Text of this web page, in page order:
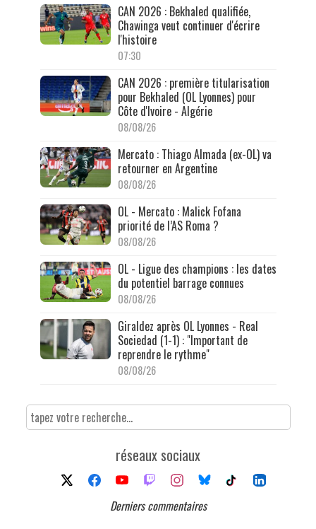
CAN 2026 : Bekhaled qualifiée,
Chawinga veut continuer d'écrire
l'histoire
07:30
CAN 2026 : première titularisation
pour Bekhaled (OL Lyonnes) pour
Côte d'Ivoire - Algérie
08/08/26
Mercato : Thiago Almada (ex-OL) va
retourner en Argentine
08/08/26
OL - Mercato : Malick Fofana
priorité de l’AS Roma ?
08/08/26
OL - Ligue des champions : les dates
du potentiel barrage connues
08/08/26
Giraldez après OL Lyonnes - Real
Sociedad (1-1) : "Important de
reprendre le rythme"
08/08/26
réseaux sociaux
Derniers commentaires